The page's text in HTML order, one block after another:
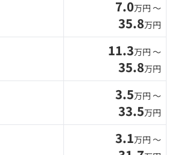
7.0万円 〜
35.8万円
11.3万円 〜
35.8万円
3.5万円 〜
33.5万円
3.1万円 〜